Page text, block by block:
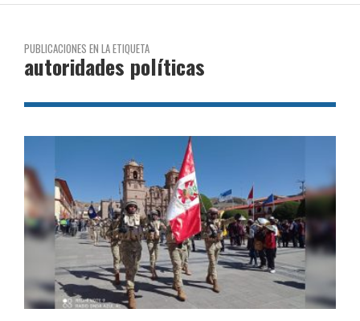
PUBLICACIONES EN LA ETIQUETA
autoridades políticas